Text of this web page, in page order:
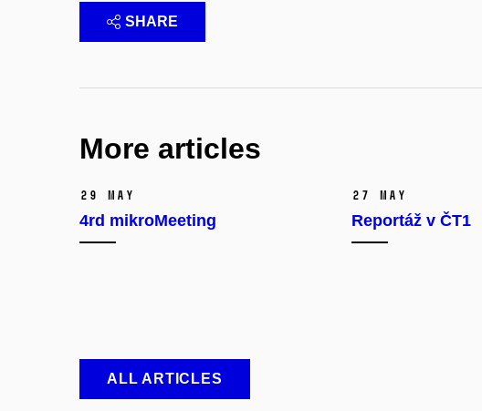
SHARE
More articles
29 May
4rd mikroMeeting
27 May
Reportáž v ČT1
ALL ARTICLES